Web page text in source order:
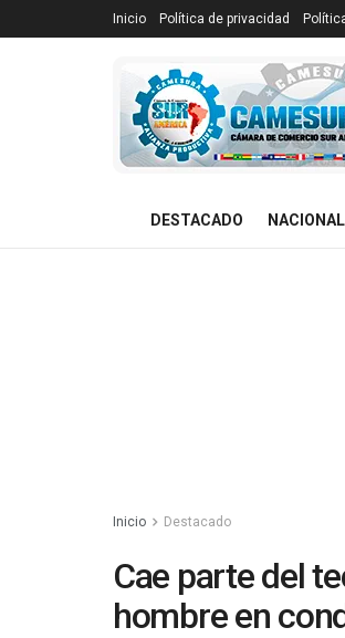
Inicio Política de privacidad
DESTACADO
Inicio Destacado
Cae parte del
hombre en